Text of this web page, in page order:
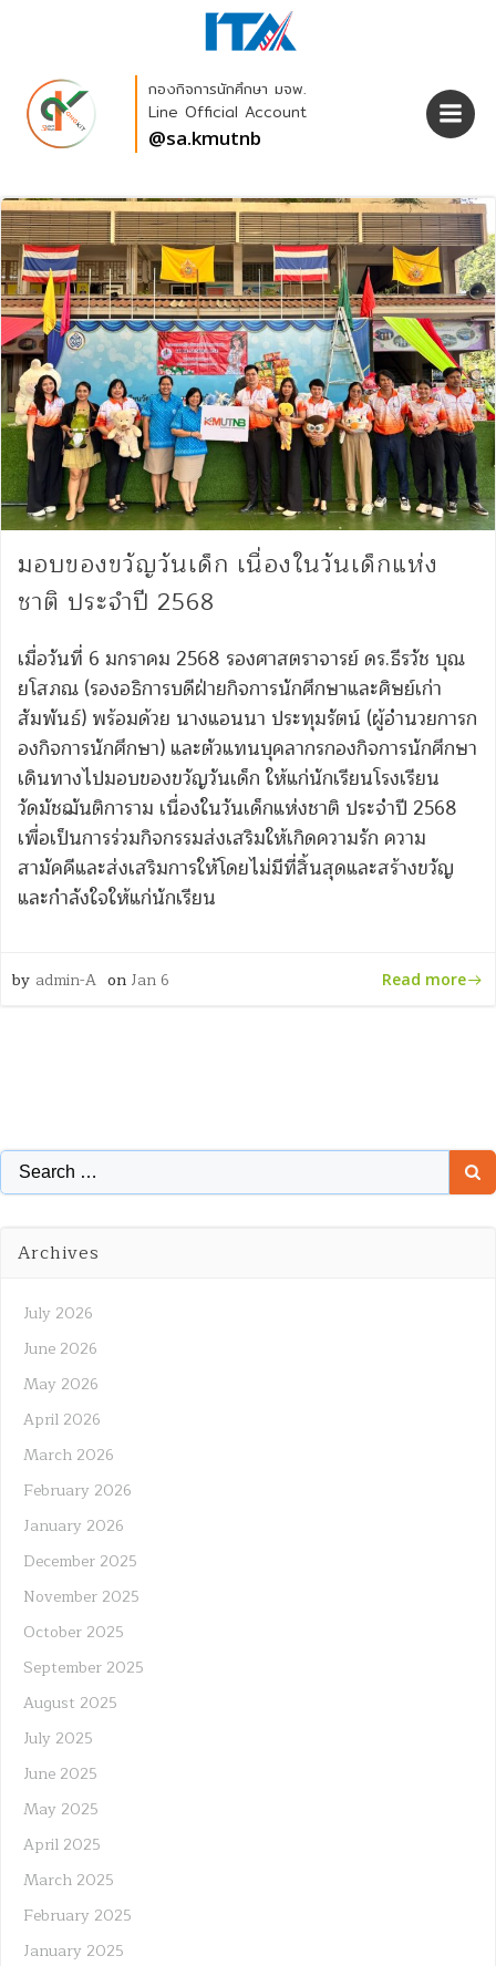
Skip
to
กองกิจการนักศึกษา มจพ.
Line Official Account
@sa.kmutnb
มอบของขวัญวันเด็ก เนื่องในวันเด็กแห่ง
ชาติ ประจำปี 2568
เมื่อวันที่ 6 มกราคม 2568 รองศาสตราจารย์ ดร.ธีรวัช บุณ
ยโสภณ (รองอธิการบดีฝ่ายกิจการนักศึกษาและศิษย์เก่า
สัมพันธ์) พร้อมด้วย นางแอนนา ประทุมรัตน์ (ผู้อำนวยการก
องกิจการนักศึกษา) และตัวแทนบุคลากรกองกิจการนักศึกษา
เดินทางไปมอบของขวัญวันเด็ก ให้แก่นักเรียนโรงเรียน
วัดมัชฌันติการาม เนื่องในวันเด็กแห่งชาติ ประจำปี 2568
เพื่อเป็นการร่วมกิจกรรมส่งเสริมให้เกิดความรัก ความ
สามัคคีและส่งเสริมการให้โดยไม่มีที่สิ้นสุดและสร้างขวัญ
และกำลังใจให้แก่นักเรียน
by admin-A on Jan 6 Read more
Search
for:
Archives
July 2026
June 2026
May 2026
April 2026
March 2026
February 2026
January 2026
December 2025
November 2025
October 2025
September 2025
August 2025
July 2025
June 2025
May 2025
April 2025
March 2025
February 2025
January 2025